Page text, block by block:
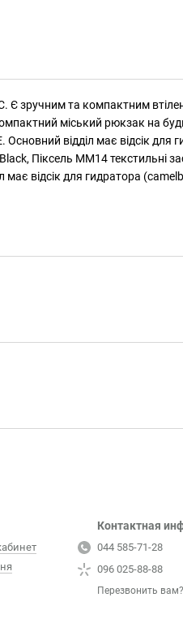
зручним та компактним
міський рюкзак на
відділ має відсік для
Піксель ММ14 текстильні
відсік для гидратора
Контактная
044 585-71-28
096 025-88-88
Перезвонить вам?